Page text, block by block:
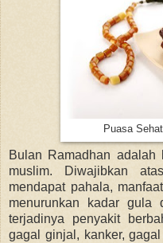
Puasa
Bulan Ramadhan
muslim. Diwajibkan
mendapat pahala,
menurunkan kadar gula
terjadinya penyakit
gagal ginjal, kanker,